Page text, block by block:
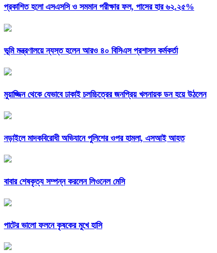
প্রকাশিত হলো এসএসসি ও সমমান পরীক্ষার ফল, পাসের হার ৬২.২৫%
ভূমি মন্ত্রণালয়ে ন্যস্ত হলেন আরও ৪০ বিসিএস প্রশাসন কর্মকর্তা
মুয়াজ্জিন থেকে যেভাবে ঢাকাই চলচ্চিত্রের জনপ্রিয় খলনায়ক ডন হয়ে উঠলেন
নড়াইলে মাদকবিরোধী অভিযানে পুলিশের ওপর হামলা, এসআই আহত
বাবার শেষকৃত্য সম্পন্ন করলেন লিওনেল মেসি
পাটের ভালো ফলনে কৃষকের মুখে হাসি